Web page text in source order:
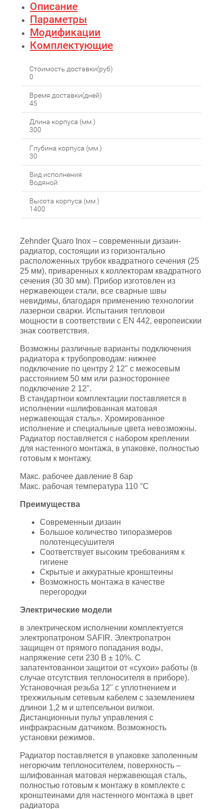
Описание
Параметры
Модификации
Комплектующие
Стоимость доставки(руб)
0
Время доставки(дней)
45
Длина корпуса (мм.)
300
Глубина корпуса (мм.)
30
Вид исполнения
Водяной
Высота корпуса (мм.)
1400
Zehnder Quaro Inox – современныи дизаин-
радиатор, состоящии из горизонтально
расположенных трубок квадратного сечения (25
25 мм), приваренных к коллекторам квадратного
сечения (30 30 мм). Прибор изготовлен из
нержавеющеи стали, все сварные швы
невидимы, благодаря применению технологии
лазернои сварки. Испытания тепловои
мощности в соответствии с EN 442, европеискии
знак соответствия.
Возможны различные варианты подключения
радиатора к трубопроводам: нижнее
подключение по центру 2 12" с межосевым
расстоянием 50 мм или разностороннее
подключение 2 12".
В стандартнои комплектации поставляется в
исполнении «шлифованная матовая
нержавеющая сталь». Хромированное
исполнение и специальные цвета невозможны.
Радиатор поставляется с набором креплении
для настенного монтажа, в упаковке, полностью
готовым к монтажу.
Макс. рабочее давление 8 бар
Макс. рабочая температура 110 °C
Преимущества
Современныи дизаин
Большое количество типоразмеров
полотенцесушителя
Соответствует высоким требованиям к
гигиене
Скрытые и аккуратные кронштеины
Возможность монтажа в качестве
перегородки
Электрические модели
в электрическом исполнении комплектуется
электропатроном SAFIR. Электропатрон
защищен от прямого попадания воды,
напряжение сети 230 В ± 10%. С
запатентованнои защитои от «сухои» работы (в
случае отсутствия теплоносителя в приборе).
Установочная резьба 12" с уплотнением и
трехжильным сетевым кабелем с заземлением
длинои 1,2 м и штепсельнои вилкои.
Дистанционныи пульт управления с
инфракрасным датчиком. Возможность
установки режимов.
Радиатор поставляется в упаковке заполенным
негорючим теплоносителем, поверхность –
шлифованная матовая нержавеющая сталь,
полностью готовым к монтажу в комплекте с
кронштеинами для настенного монтажа в цвет
радиатора